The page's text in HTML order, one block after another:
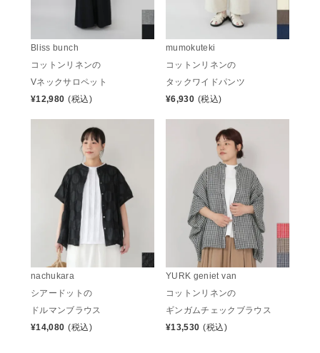
Bliss bunch
コットンリネンの
Vネックサロペット
¥12,980 (税込)
mumokuteki
コットンリネンの
タックワイドパンツ
¥6,930 (税込)
nachukara
シアードットの
ドルマンブラウス
¥14,080 (税込)
YURK geniet van
コットンリネンの
ギンガムチェックブラウス
¥13,530 (税込)